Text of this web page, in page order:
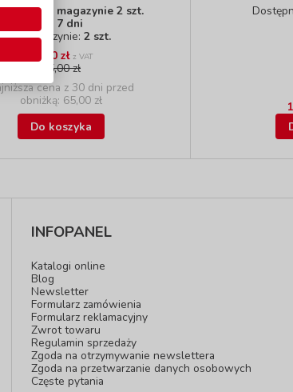
W magazynie 2 szt.
do 7 dni
W magazynie:2 szt.
64,90 zł z VAT
65,00 zł
cena z 30 dni przed
obniżką: 65,00 zł
Do koszyka
INFOPANEL
Katalogi online
Blog
Newsletter
Formularz zamówienia
Formularz reklamacyjny
Zwrot towaru
Regulamin sprzedaży
Zgoda na otrzymywanie newslettera
Zgoda na przetwarzanie danych osobowych
Częste pytania